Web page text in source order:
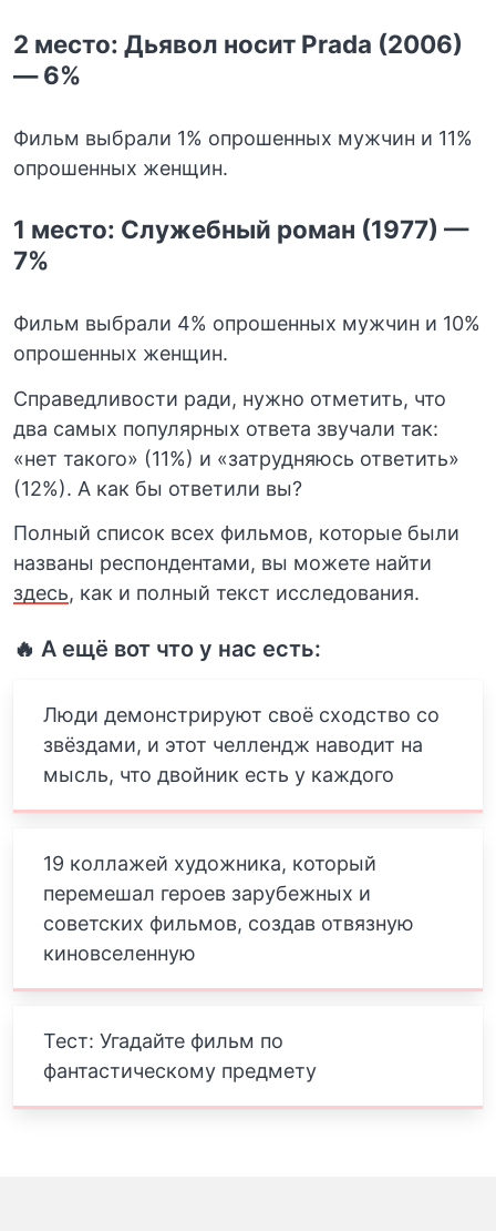
2 место: Дьявол носит Prada (2006)
— 6%
Фильм выбрали 1% опрошенных мужчин и 11%
опрошенных женщин.
1 место: Служебный роман (1977) —
7%
Фильм выбрали 4% опрошенных мужчин и 10%
опрошенных женщин.
Справедливости ради, нужно отметить, что
два самых популярных ответа звучали так:
«нет такого» (11%) и «затрудняюсь ответить»
(12%). А как бы ответили вы?
Полный список всех фильмов, которые были
названы респондентами, вы можете найти
здесь, как и полный текст исследования.
🔥 А ещё вот что у нас есть:
Люди демонстрируют своё сходство со
звёздами, и этот челлендж наводит на
мысль, что двойник есть у каждого
19 коллажей художника, который
перемешал героев зарубежных и
советских фильмов, создав отвязную
киновселенную
Тест: Угадайте фильм по
фантастическому предмету